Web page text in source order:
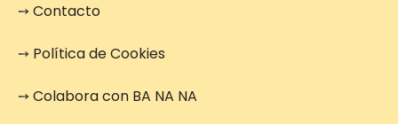
➙Contacto
➙ Política de Cookies
➙Colabora con BA NA NA